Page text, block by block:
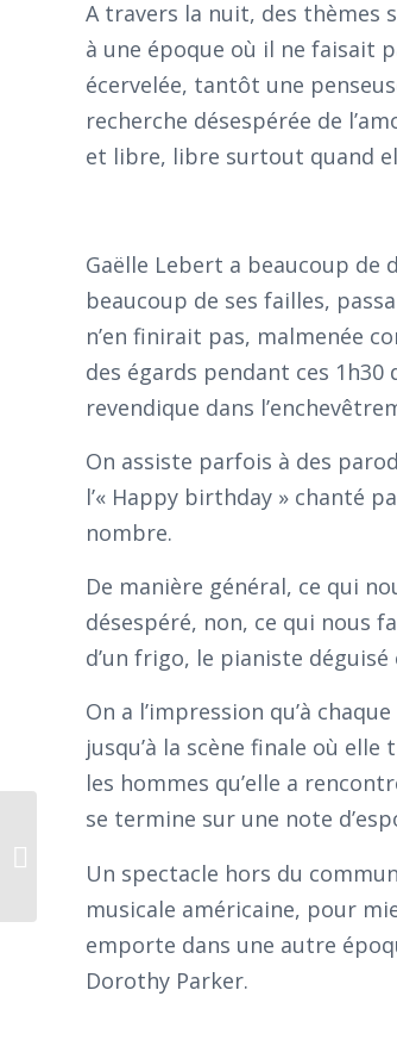
A travers la nuit, des thèmes
à une époque où il ne faisait
écervelée, tantôt une
recherche désespérée de
et libre, libre surtout quand
Gaëlle Lebert a beaucoup de
beaucoup de ses failles,
n’en finirait pas, malmenée
des égards pendant ces
revendique dans
On assiste parfois à des
l’« Happy birthday » chanté
nombre.
De manière général, ce qui
désespéré, non, ce qui nous
d’un frigo, le pianiste
On a l’impression qu’à
jusqu’à la scène finale où
les hommes qu’elle a
se termine sur une note
Un spectacle hors du
musicale américaine, pour
emporte dans une autre
Dorothy Parker.
Revue de presse 24 janvier 2018 :
Bojangles, Un...